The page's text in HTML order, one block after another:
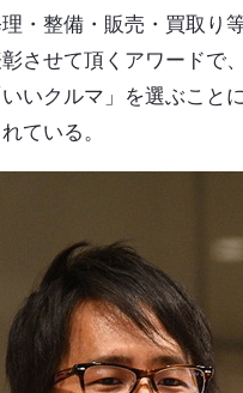
・整備・販売・買取り
させて頂くアワードで
いクルマ」を選ぶこと
ている。